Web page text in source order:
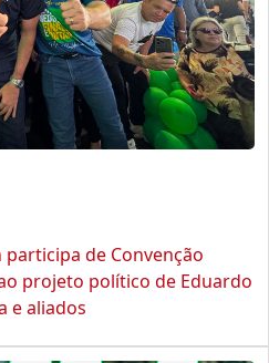
de Convenção
projeto político de Eduardo
e aliados